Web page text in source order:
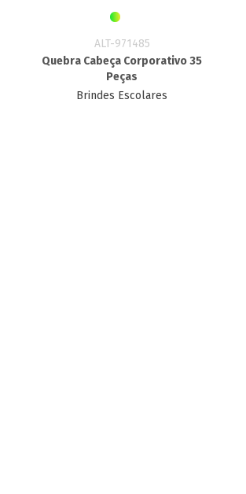
ALT-971485
Quebra Cabeça Corporativo 35
Peças
Brindes Escolares